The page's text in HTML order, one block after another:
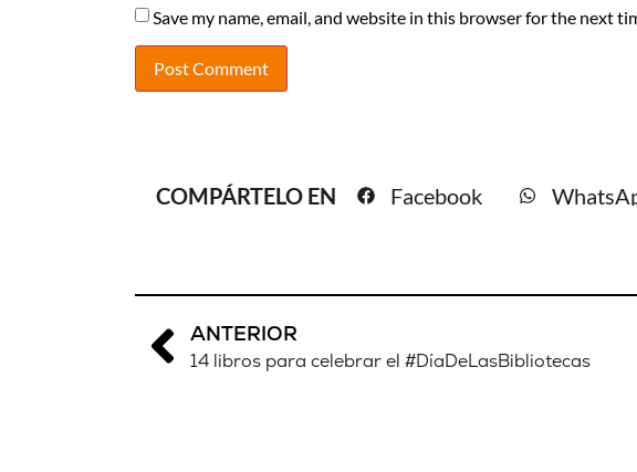
Save my name, email, and website in this browser for the next
COMPÁRTELO EN Facebook
ANTERIOR
14 libros para celebrar el #DíaDeLasBibliotecas